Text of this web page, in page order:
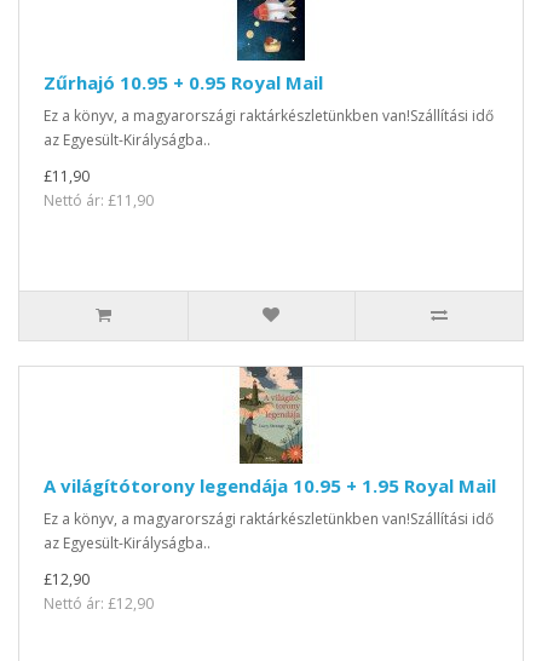
Zűrhajó 10.95 + 0.95 Royal Mail
Ez a könyv, a magyarországi raktárkészletünkben van!Szállítási idő
az Egyesült-Királyságba..
£11,90
Nettó ár: £11,90
A világítótorony legendája 10.95 + 1.95 Royal Mail
Ez a könyv, a magyarországi raktárkészletünkben van!Szállítási idő
az Egyesült-Királyságba..
£12,90
Nettó ár: £12,90